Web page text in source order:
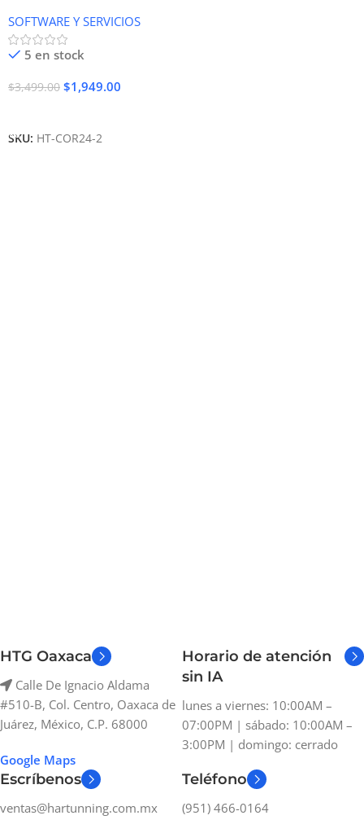
SOFTWARE Y SERVICIOS
5 en stock
$3,499.00 $1,949.00
SKU: HT-COR24-2
HTG Oaxaca
Calle De Ignacio Aldama
#510-B, Col. Centro, Oaxaca de
Juárez, México, C.P. 68000
Google Maps
Horario de atención
sin IA
lunes a viernes: 10:00AM –
07:00PM | sábado: 10:00AM –
3:00PM | domingo: cerrado
Escríbenos
ventas@hartunning.com.mx
Teléfono
(951) 466-0164